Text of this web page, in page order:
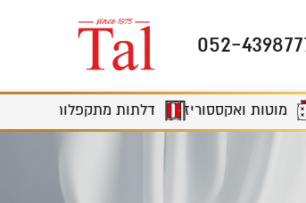
052-
מוטות ואקססוריז דלתות מתקפלות